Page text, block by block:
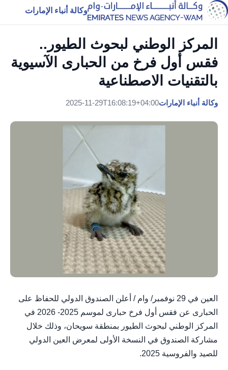
وكالة أنباء الإمارات
المركز الوطني لبحوث الطيور..
فقس أول فرخ من الحبارى الآسيوية
بالتقنيات الاصطناعية
وكالة أنباء الإمارات2025-11-29T16:08:19+04:00
العين في 29 نوفمبر/ وام / أعلن الصندوق الدولي للحفاظ على
الحبارى عن فقس أول فرخ حبارى لموسم 2025- 2026 في
المركز الوطني لبحوث الطيور بمنطقة سويحان، وذلك خلال
مشاركة الصندوق في النسخة الأولى لمعرض العين الدولي
للصيد والفروسية 2025.